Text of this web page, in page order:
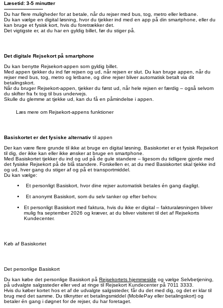
Læsetid: 3-5 minutter
--------------------------
Du har flere muligheder for at betale, når du rejser med bus, tog, metro eller letbane.
Du kan vælge en digital løsning, hvor du tjekker ind med en app på din smartphone, eller du
kan bruge et fysisk kort, hvis du foretrækker det.
Det vigtigste er, at du har en gyldig billet, før du stiger på.
Det digitale Rejsekort på smartphone
Du kan benytte Rejsekort-appen som gyldig billet.
Med appen tjekker du ind før rejsen og ud, når rejsen er slut. Du kan bruge appen, når du
rejser med bus, tog, metro og letbane, og dine rejser bliver automatisk betalt via dit
betalingskort.
Når du bruger Rejsekort-appen, tjekker du først ud, når hele rejsen er færdig – også selvom
du skifter fra fx tog til bus undervejs.
Skulle du glemme at tjekke ud, kan du få en påmindelse i appen.
Læs mere om Rejsekort-appens funktioner
Basiskortet er det fysiske alternativ til appen
Der kan være flere grunde til ikke at bruge en digital løsning. Basiskortet er et fysisk Rejsekort
til dig, der ikke kan eller ikke ønsker at bruge en smartphone.
Med Basiskortet tjekker du ind og ud på de gule standere – ligesom du tidligere gjorde med
det fysiske Rejsekort på de blå standere. Forskellen er, at du med Basiskortet skal tjekke ind
og ud, hver gang du stiger af og på et transportmiddel.
Du kan vælge:
Et personligt Basiskort, hvor dine rejser automatisk betales én gang dagligt.
Et anonymt Basiskort, som du selv tanker op efter behov.
Et personligt Basiskort med faktura, hvis du ikke er digital – fakturaløsningen bliver
mulig fra september 2026 og kræver, at du bliver visiteret til det af Rejsekorts
Kundecenter.
Køb af Basiskortet
Det personlige Basiskort
Du kan købe det personlige Basiskort på Rejsekortets hjemmeside og vælge Selvbetjening,
på udvalgte salgssteder eller ved at ringe til Rejsekort Kundecenter på 7011 3333.
Hvis du køber kortet hos et af de udvalgte salgssteder, får du det med dig, og det er klar til
brug med det samme. Du tilknytter et betalingsmiddel (MobilePay eller betalingskort) og
betaler én gang i døgnet for de rejser, du har foretaget.